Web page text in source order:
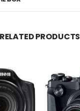
RELATED PRODUCTS